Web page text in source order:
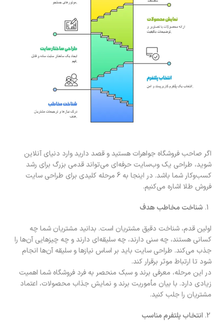
اگر صاحب فروشگاه جواهرات هستید و قصد دارید وارد دنیای آنلاین
شوید، طراحی یک وب‌سایت حرفه‌ای می‌تواند قدمی بزرگ برای رشد
کسب‌وکار شما باشد. در اینجا به 6 مرحله کلیدی برای طراحی سایت
فروش طلا اشاره می‌کنیم.
شناخت مخاطب هدف
اولین قدم، شناخت دقیق مشتریان است. بدانید مشتریان شما چه
کسانی هستند، چه سنی دارند، چه سلیقه‌ای دارند و چه چیزهایی آن‌ها را
جذب می‌کند. طراحی سایت باید بر اساس نیازها و سلیقه آن‌ها انجام
شود تا ارتباط موثر برقرار کند.
در این مرحله، معرفی برند و سبک منحصر به فرد فروشگاه شما اهمیت
زیادی دارد. با بیان مأموریت برند و نمایش جذاب محصولات، اعتماد
مشتریان را جلب کنید.
انتخاب پلتفرم مناسب